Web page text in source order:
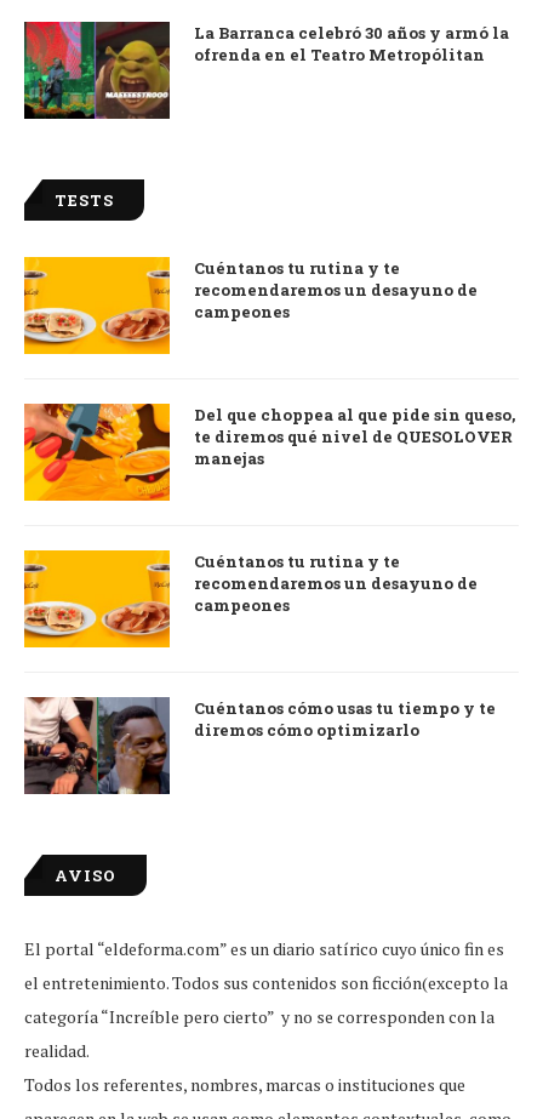
La Barranca celebró 30 años y armó la
ofrenda en el Teatro Metropólitan
TESTS
Cuéntanos tu rutina y te
recomendaremos un desayuno de
campeones
Del que choppea al que pide sin queso,
te diremos qué nivel de QUESOLOVER
manejas
Cuéntanos tu rutina y te
recomendaremos un desayuno de
campeones
Cuéntanos cómo usas tu tiempo y te
diremos cómo optimizarlo
AVISO
El portal “eldeforma.com” es un diario satírico cuyo único fin es
el entretenimiento. Todos sus contenidos son ficción(excepto la
categoría “Increíble pero cierto” y no se corresponden con la
realidad.
Todos los referentes, nombres, marcas o instituciones que